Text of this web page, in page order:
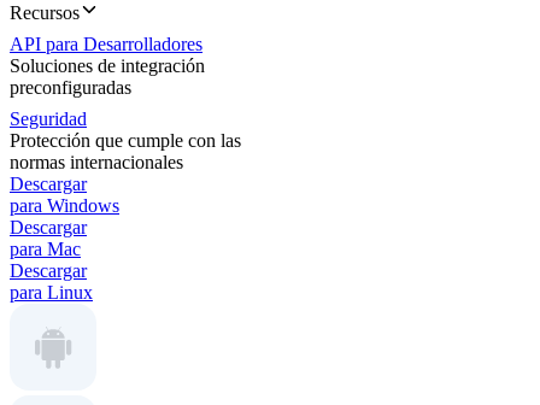
Recursos
API para Desarrolladores
Soluciones de integración
preconfiguradas
Seguridad
Protección que cumple con las
normas internacionales
Descargar
para Windows
Descargar
para Mac
Descargar
para Linux